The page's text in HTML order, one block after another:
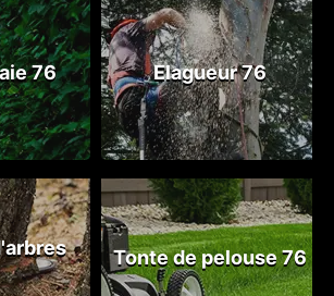
76 Elagueur 76
Tonte de pelouse 76